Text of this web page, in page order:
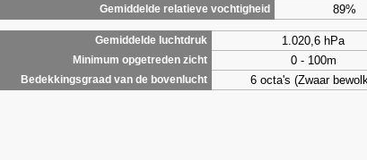
Gemiddelde relatieve vochtigheid 89%
Gemiddelde luchtdruk
1.020,6 hPa
Minimum opgetreden zicht 0 - 100m
Bedekkingsgraad van de bovenlucht 6 octa's (Zwaar